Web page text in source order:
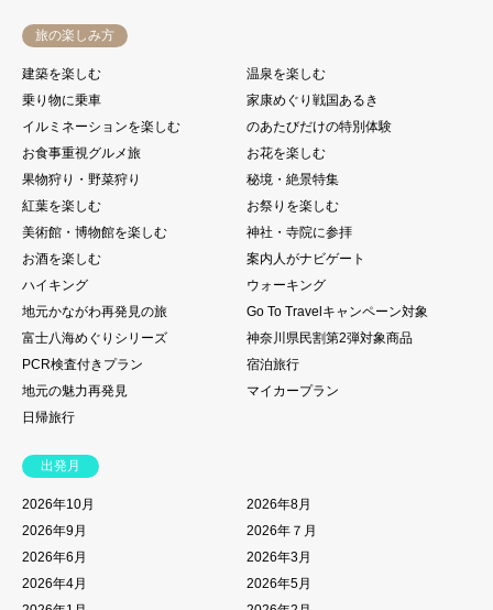
旅の楽しみ方
建築を楽しむ
温泉を楽しむ
乗り物に乗車
家康めぐり戦国あるき
イルミネーションを楽しむ
のあたびだけの特別体験
お食事重視グルメ旅
お花を楽しむ
果物狩り・野菜狩り
秘境・絶景特集
紅葉を楽しむ
お祭りを楽しむ
美術館・博物館を楽しむ
神社・寺院に参拝
お酒を楽しむ
案内人がナビゲート
ハイキング
ウォーキング
地元かながわ再発見の旅
Go To Travelキャンペーン対象
富士八海めぐりシリーズ
神奈川県民割第2弾対象商品
PCR検査付きプラン
宿泊旅行
地元の魅力再発見
マイカープラン
日帰旅行
出発月
2026年10月
2026年8月
2026年9月
2026年７月
2026年6月
2026年3月
2026年4月
2026年5月